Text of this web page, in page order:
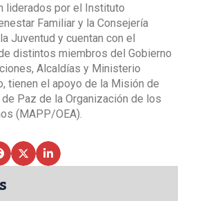
liderados por el Instituto
Familiar y la Consejería
Juventud y cuentan con el
distintos miembros del Gobierno
Alcaldías y Ministerio
tienen el apoyo de la Misión de
Paz de la Organización de los
(MAPP/OEA).